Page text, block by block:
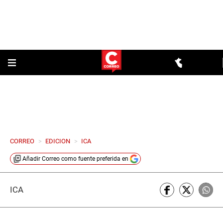
CORREO > EDICION > ICA
Añadir Correo como fuente preferida en
ICA